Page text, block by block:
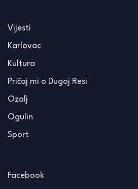
Vijesti
Karlovac
Kultura
Pričaj mi o Dugoj Resi
Ozalj
Ogulin
Sport
Facebook